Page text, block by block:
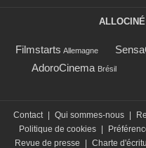
Filmstarts Allemagne
AdoroCinema Brésil
Contact | Qui sommes-nous |
Politique de cookies |
Revue de presse
| Charte